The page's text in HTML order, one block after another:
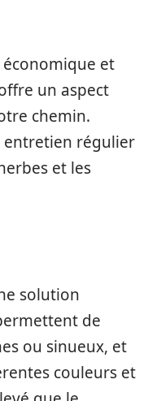
et
un aspect
chemin.
entretien régulier
et les
solution
de
ou sinueux, et
couleurs et